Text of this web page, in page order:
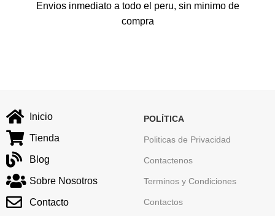
Envios inmediato a todo el peru, sin minimo de
compra
Inicio
Tienda
Blog
Sobre Nosotros
Contacto
POLÍTICA
Politicas de Privacidad
Contactenos
Terminos y Condiciones
Contactos